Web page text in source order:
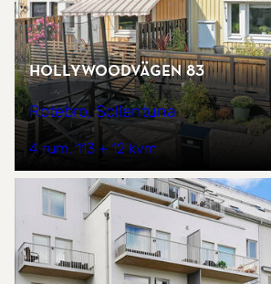
Hollywoodvägen 83
Rotebro, Sollentuna
4 rum 113 + 12 kvm